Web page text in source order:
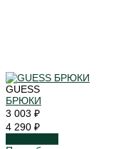
GUESS
БРЮКИ
3 003 ₽
4 290 ₽